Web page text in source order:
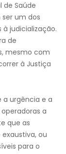
de Saúde
um dos
judicialização.
de
mesmo com
à Justiça
a urgência e a
a
que as
ou
para o